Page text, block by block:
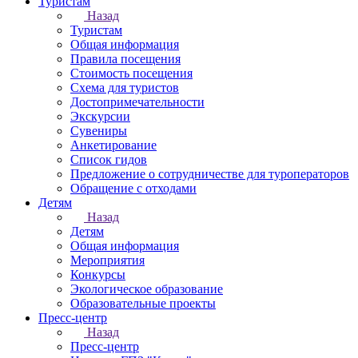
Назад
Туристам
Общая информация
Правила посещения
Стоимость посещения
Схема для туристов
Достопримечательности
Экскурсии
Сувениры
Анкетирование
Список гидов
Предложение о сотрудничестве для туроператоров
Обращение с отходами
Детям
Назад
Детям
Общая информация
Мероприятия
Конкурсы
Экологическое образование
Образовательные проекты
Пресс-центр
Назад
Пресс-центр